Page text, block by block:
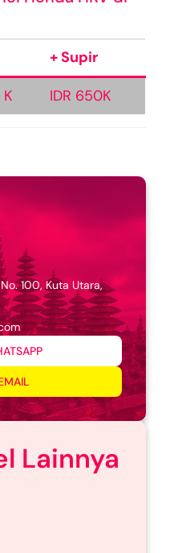
+ Supir
IDR 650K
100, Kuta Utara,
Lainnya